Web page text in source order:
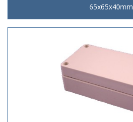
65x65x40mm